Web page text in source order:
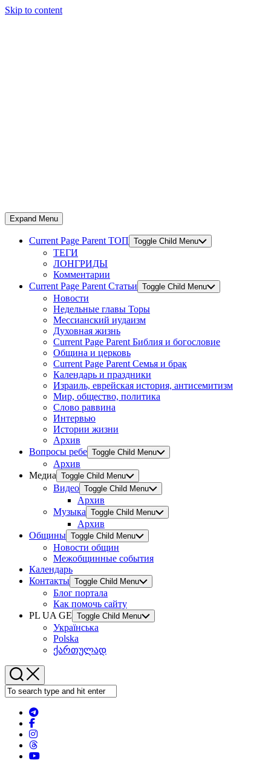
Skip to content
Expand Menu
Current Page Parent ТОП Toggle Child Menu
ТЕГИ
ЛОНГРИДЫ
Комментарии
Current Page Parent Статьи Toggle Child Menu
Новости
Недельные главы Торы
Мессианский иудаизм
Духовная жизнь
Current Page Parent Библия и богословие
Община и церковь
Current Page Parent Семья и брак
Календарь и праздники
Израиль, еврейская история, антисемитизм
Мир, общество, политика
Слово раввина
Интервью
Истории жизни
Архив
Вопросы ребе Toggle Child Menu
Архив
Медиа Toggle Child Menu
Видео Toggle Child Menu
Архив
Музыка Toggle Child Menu
Архив
Общины Toggle Child Menu
Новости общин
Межобщинные события
Календарь
Контакты Toggle Child Menu
Блог портала
Как помочь сайту
PL UA GE Toggle Child Menu
Українська
Polska
ქართულად